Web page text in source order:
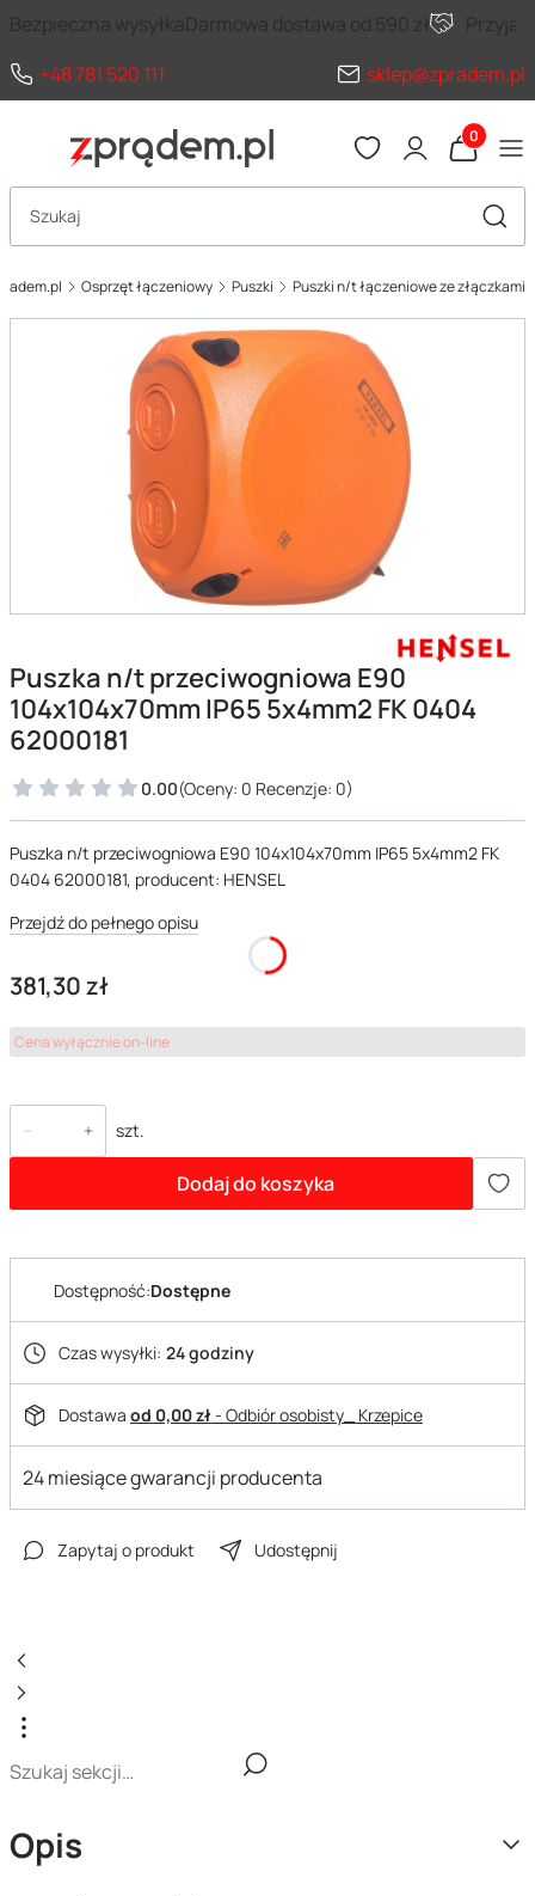
Bezpieczna wysyłkaDarmowa dostawa od 590 zł
+48 781 520 111
sklep@zpradem.pl
Produkty
Otwórz wyszukiwarkę
Osprzęt łączeniowy Puszki Puszki n/t łączeniowe ze złączkami
Puszka n/t przeciwogniowa E90
104x104x70mm IP65 5x4mm2 FK 0404
62000181
0.00(Oceny: 0 Recenzje: 0)
Puszka n/t przeciwogniowa E90 104x104x70mm IP65 5x4mm2 FK
0404 62000181, producent: HENSEL
Przejdź do pełnego opisu
Cena
381,30 zł
Cena wyłącznie on-line
szt.
Dodaj do koszyka
Dostępność:Dostępne
Czas wysyłki: 24 godziny
Dostawa od 0,00 zł- Odbiór osobisty_ Krzepice
24 miesiące gwarancji producenta
Zapytaj o produkt Udostępnij
Opis